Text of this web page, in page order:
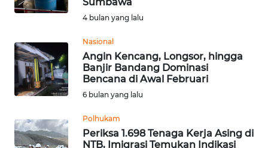
4 bulan yang lalu
Nasional
Angin Kencang, Longsor, hingga
Banjir Bandang Dominasi
Bencana di Awal Februari
6 bulan yang lalu
Polhukam
Periksa 1.698 Tenaga Kerja Asing di
NTB, Imigrasi Temukan Indikasi
OPINI
INDEKS
BERITA
KAMI